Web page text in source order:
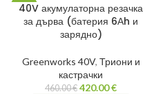
-9%
40V акумулаторна резачка
за дърва (батерия 6Аh и
зарядно)
Greenworks 40V, Триони и
кастрачки
460.00€ 420.00€